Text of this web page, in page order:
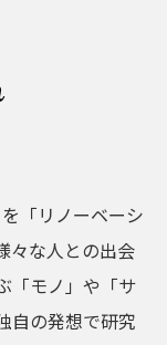
「リノーベーシ
々な人との出会
「モノ」や「サ
自の発想で研究